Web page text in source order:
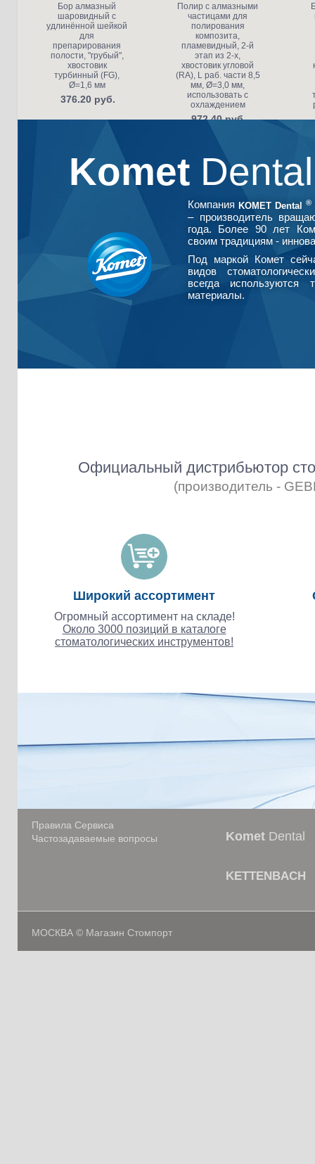
Бор алмазный
шаровидный с
удлинённой шейкой
для
препарирования
полости, "грубый",
хвостовик
турбинный (FG),
Ø=1,6 мм
376.20 руб.
Полир с алмазными
частицами для
полирования
композита,
пламевидный, 2-й
этап из 2-х,
хвостовик угловой
(RA), L раб. части 8,5
мм, Ø=3,0 мм,
использовать с
охлаждением
972.40 руб.
Komet
Компания KOMET Dental ®
– производитель
года. Более 90 лет
своим традициям -
Под маркой Комет
видов
всегда используются
материалы.
Официальный дистрибьютор
(производитель -
Широкий ассортимент
Огромный ассортимент на складе!
Около 3000 позиций в каталоге
стоматологических инструментов!
Правила Сервиса
Частозадаваемые вопросы
Komet Dental
KETTENBACH
МОСКВА © Магазин Стомпорт